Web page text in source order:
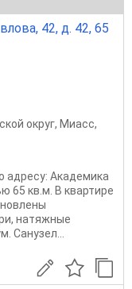
42, д. 42, 65
округ, Миасс,
адресу: Академика
65 кв.м. В квартире
натяжные
Санузел...